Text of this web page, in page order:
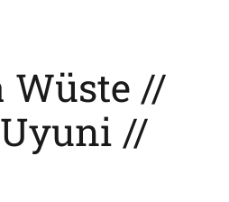
Wüste //
//